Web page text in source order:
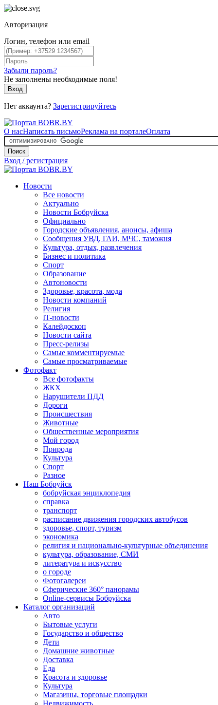
Авторизация
Логин, телефон или email
Забыли пароль?
Не заполнены необходимые поля!
Вход
Нет аккаунта? Зарегистрируйтесь
О насНаписать письмоРеклама на порталеОплата
Поиск
Вход / регистрация
Новости
Все новости
Актуально
Новости Бобруйска
Официально
Городские объявления, анонсы, афиша
Сообщения УВД, ГАИ, МЧС, таможня
Культура, отдых, развлечения
Бизнес и политика
Спорт
Образование
Автоновости
Здоровье, красота, мода
Новости компаний
Религия
IT-новости
Калейдоскоп
Новости сайта
Пресс-релизы
Самые комментируемые
Самые просматриваемые
Фотофакт
Все фотофакты
ЖКХ
Нарушители ПДД
Дороги
Происшествия
Животные
Общественные мероприятия
Мой город
Природа
Культура
Спорт
Разное
Наш Бобруйск
бобруйская энциклопедия
справка
транспорт
расписание движения городских автобусов
здоровье, спорт, туризм
экономика
религия и национально-культурные объединения
культура, образование, СМИ
литература и искусство
о городе
Фотогалереи
Сферические 360° панорамы
Online-сервисы Бобруйска
Каталог организаций
Авто
Бытовые услуги
Государство и общество
Дети
Домашние животные
Доставка
Еда
Красота и здоровье
Культура
Магазины, торговые площадки
Недвижимость